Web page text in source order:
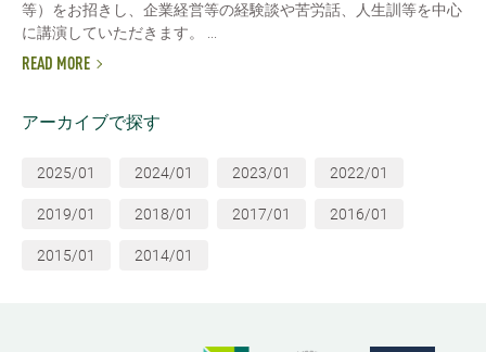
等）をお招きし、企業経営等の経験談や苦労話、人生訓等を中心
に講演していただきます。 ...
READ MORE
アーカイブで探す
2025/01 2024/01 2023/01 2022/01
2019/01 2018/01 2017/01 2016/01
2015/01 2014/01